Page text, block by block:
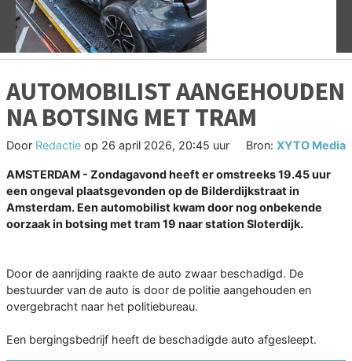
AUTOMOBILIST AANGEHOUDEN
NA BOTSING MET TRAM
Door Redactie op 26 april 2026, 20:45 uur Bron: XYTO Media
AMSTERDAM - Zondagavond heeft er omstreeks 19.45 uur
een ongeval plaatsgevonden op de Bilderdijkstraat in
Amsterdam. Een automobilist kwam door nog onbekende
oorzaak in botsing met tram 19 naar station Sloterdijk.
Door de aanrijding raakte de auto zwaar beschadigd. De
bestuurder van de auto is door de politie aangehouden en
overgebracht naar het politiebureau.
Een bergingsbedrijf heeft de beschadigde auto afgesleept.